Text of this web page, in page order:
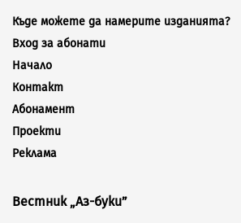
Къде можете да намерите изданията?
Вход за абонати
Начало
Контакт
Абонамент
Проекти
Реклама
Вестник „Аз-буки”